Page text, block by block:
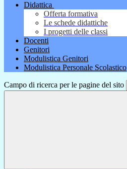
Didattica
Offerta formativa
Le schede didattiche
I progetti delle classi
Docenti
Genitori
Modulistica Genitori
Modulistica Personale Scolastico
Campo di ricerca per le pagine del sito